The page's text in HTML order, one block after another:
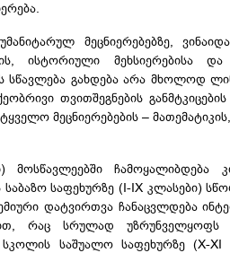
მეცნიერებებზე,
მეხსიერებისა და
სწავლება გახდება არა მხოლოდ
თვითშეგნების განმტკიცების
მეცნიერებების –
ჩამოყალიბდება
საფეხურზე (I-IX კლასები)
დატვირთვა ჩანაცვლდება
რაც სრულად უზრუნველყოფს
სკოლის საშუალო საფეხურზე (X-